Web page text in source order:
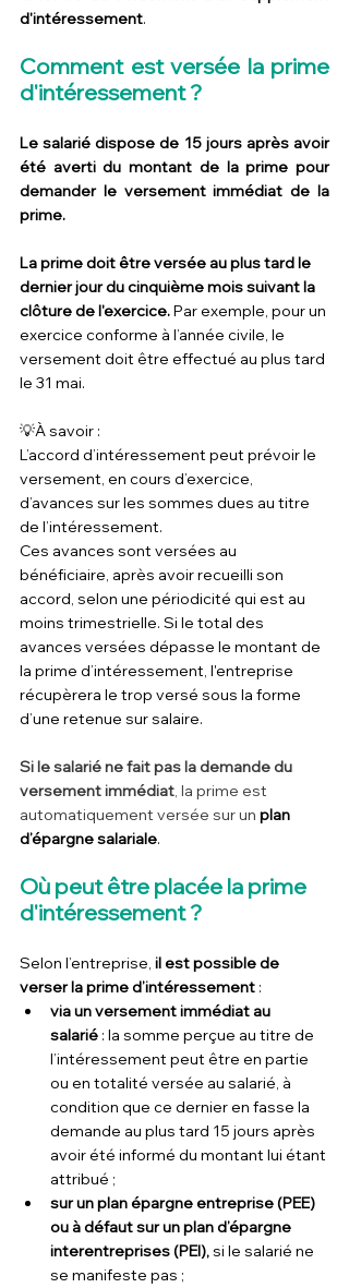
d'intéressement.
Comment est versée la prime
d'intéressement ?
Le salarié dispose de 15 jours après avoir
été averti du montant de la prime pour
demander le versement immédiat de la
prime.
La prime doit être versée au plus tard le
dernier jour du cinquième mois suivant la
clôture de l'exercice. Par exemple, pour un
exercice conforme à l’année civile, le
versement doit être effectué au plus tard
le 31 mai.
💡À savoir :
L’accord d’intéressement peut prévoir le
versement, en cours d’exercice,
d’avances sur les sommes dues au titre
de l’intéressement.
Ces avances sont versées au
bénéficiaire, après avoir recueilli son
accord, selon une périodicité qui est au
moins trimestrielle. Si le total des
avances versées dépasse le montant de
la prime d’intéressement, l'entreprise
récupèrera le trop versé sous la forme
d’une retenue sur salaire.
Si le salarié ne fait pas la demande du
versement immédiat, la prime est
automatiquement versée sur un plan
d’épargne salariale.
Où peut être placée la prime
d'intéressement ?
Selon l’entreprise, il est possible de
verser la prime d’intéressement :
via un versement immédiat au
salarié : la somme perçue au titre de
l’intéressement peut être en partie
ou en totalité versée au salarié, à
condition que ce dernier en fasse la
demande au plus tard 15 jours après
avoir été informé du montant lui étant
attribué ;
sur un plan épargne entreprise (PEE)
ou à défaut sur un plan d’épargne
interentreprises (PEI), si le salarié ne
se manifeste pas ;